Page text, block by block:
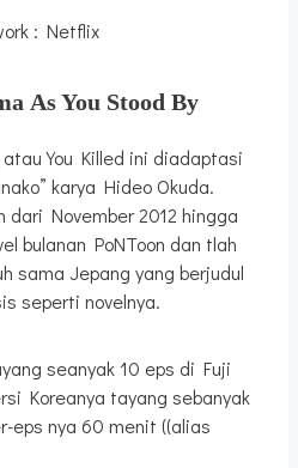
: Netflix
As You Stood By
atau You Killed ini diadaptasi
karya Hideo Okuda.
November 2012 hingga
bulanan PoNToon dan tlah
sama Jepang yang berjudul
seperti novelnya.
seanyak 10 eps di Fuji
Koreanya tayang sebanyak
eps nya 60 menit ((alias